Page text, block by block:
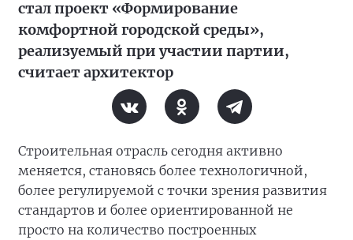
стал проект «Формирование
комфортной городской среды»,
реализуемый при участии партии,
считает архитектор
Строительная отрасль сегодня активно
меняется, становясь более технологичной,
более регулируемой с точки зрения развития
стандартов и более ориентированной не
просто на количество построенных